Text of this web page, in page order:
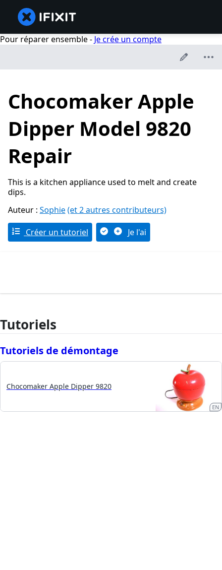
Pour réparer ensemble - Je crée un compte
Chocomaker Apple
Dipper Model 9820
Repair
This is a kitchen appliance used to melt and create
dips.
Auteur : Sophie(et 2 autres contributeurs)
Créer un tutoriel Je l'ai
Tutoriels
Tutoriels de démontage
Chocomaker Apple Dipper 9820
EN